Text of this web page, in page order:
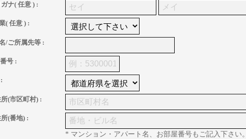
ナ( 任意 ) :
( 任意 ) :
/ご所属先等 :
号 :
(市区町村) :
(番地) :
* マンション・アパート名、お部屋番号もご記入下さい。